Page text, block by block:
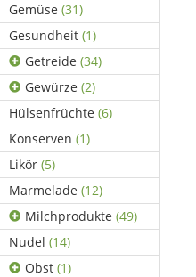
Gemüse (31)
Gesundheit (1)
Getreide (34)
Gewürze (2)
Hülsenfrüchte (6)
Konserven (1)
Likör (5)
Marmelade (12)
Milchprodukte (49)
Nudel (14)
Obst (1)